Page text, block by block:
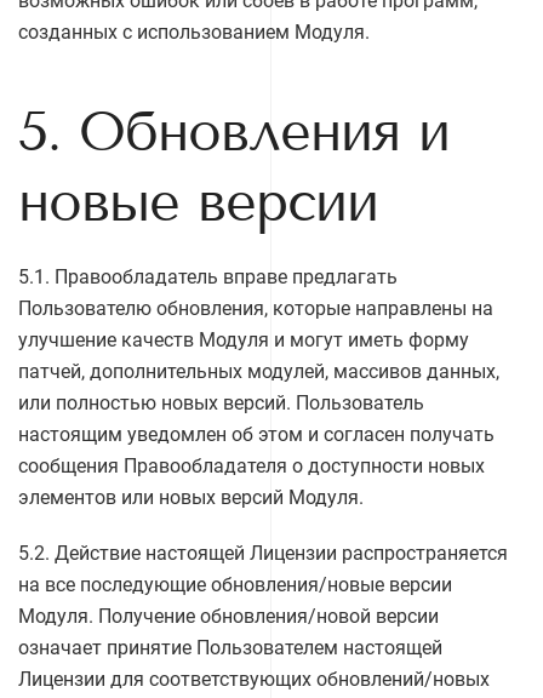
созданных с использованием Модуля.
5. Обновления и
новые версии
5.1. Правообладатель вправе предлагать
Пользователю обновления, которые направлены на
улучшение качеств Модуля и могут иметь форму
патчей, дополнительных модулей, массивов данных,
или полностью новых версий. Пользователь
настоящим уведомлен об этом и согласен получать
сообщения Правообладателя о доступности новых
элементов или новых версий Модуля.
5.2. Действие настоящей Лицензии распространяется
на все последующие обновления/новые версии
Модуля. Получение обновления/новой версии
означает принятие Пользователем настоящей
Лицензии для соответствующих обновлений/новых